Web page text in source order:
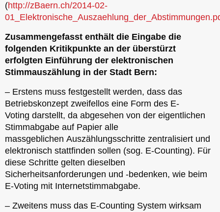
(http://zBaern.ch/2014-02-
Zusammengefasst enthält die Eingabe die
folgenden Kritikpunkte an der überstürzt
erfolgten Einführung der elektronischen
Stimmauszählung in der Stadt Bern:
– Erstens muss festgestellt werden, dass das
Betriebskonzept zweifellos eine Form des E-
Voting darstellt, da abgesehen von der eigentlichen
Stimmabgabe auf Papier alle
massgeblichen Auszählungsschritte zentralisiert und
elektronisch stattfinden sollen (sog. E-Counting). Für
diese Schritte gelten dieselben
Sicherheitsanforderungen und -bedenken, wie beim
E-Voting mit Internetstimmabgabe.
– Zweitens muss das E-Counting System wirksam